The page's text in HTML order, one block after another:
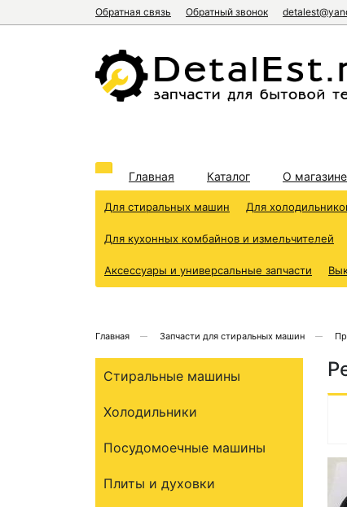
Обратная связь Обратный звонок
Главная Каталог О магазине
Для стиральных машин Для
Для кухонных комбайнов и измельчителей
Аксессуары и универсальные запчасти
Главная Запчасти для стиральных машин
Стиральные машины
Холодильники
Посудомоечные машины
Плиты и духовки